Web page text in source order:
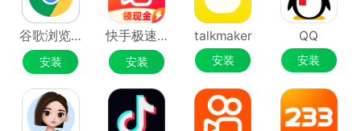
谷歌浏览器Google Chrome
安装
快手极速版
安装
talkmaker
安装
QQ
安装